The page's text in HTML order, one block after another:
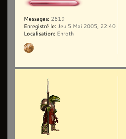
Messages: 2619
Enregistré le: Jeu 5 Mai 2005, 22:40
Localisation: Enroth